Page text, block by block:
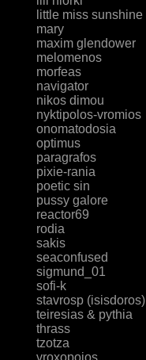
little miss sunshine
mary
maxim glendower
melomenos
morfeas
navigator
nikos dimou
nyktipolos-vromios
onomatodosia
optimus
paragrafos
pixie-rania
poetic sin
pussy galore
reactor69
rodia
sakis
seaconfused
sigmund_01
sofi-k
stavrosp (isisdoros)
teiresias & pythia
thrass
tzotza
vroxopoios